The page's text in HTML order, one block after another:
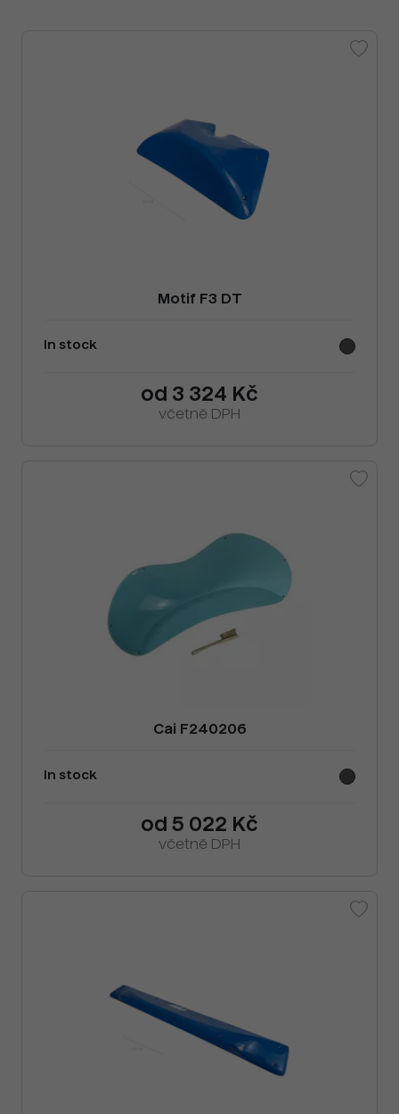
Motif F3 DT
In stock
od 3 324 Kč
včetně DPH
Cai F240206
In stock
od 5 022 Kč
včetně DPH